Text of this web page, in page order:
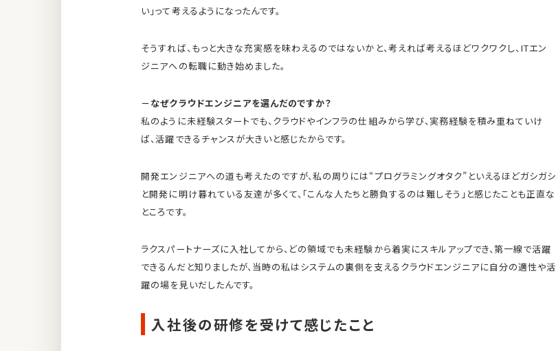
い」って考えるようになったんです。
そうすれば、もっと大きな充実感を味わえるのではないかと、考えれば考えるほどワクワクし、ITエン
ジニアへの転職に動き始めました。
－なぜクラウドエンジニアを選んだのですか？
私のように未経験スタートでも、クラウドやインフラの仕組みから学び、実務経験を積み重ねていけ
ば、活躍できるチャンスが大きいと感じたからです。
開発エンジニアへの道も考えたのですが、私の周りには“プログラミングオタク”といえるほどガシガシ
と開発に明け暮れている友達が多くて、「こんな人たちと勝負するのは難しそう」と感じたことも正直な
ところです。
ラクスパートナーズに入社してから、どの領域でも未経験から着実にスキルアップでき、第一線で活躍
できるんだと知りましたが、当時の私はシステムの裏側を支えるクラウドエンジニアに自分の適性や活
躍の場を見いだしたんです。
入社後の研修を受けて感じたこと